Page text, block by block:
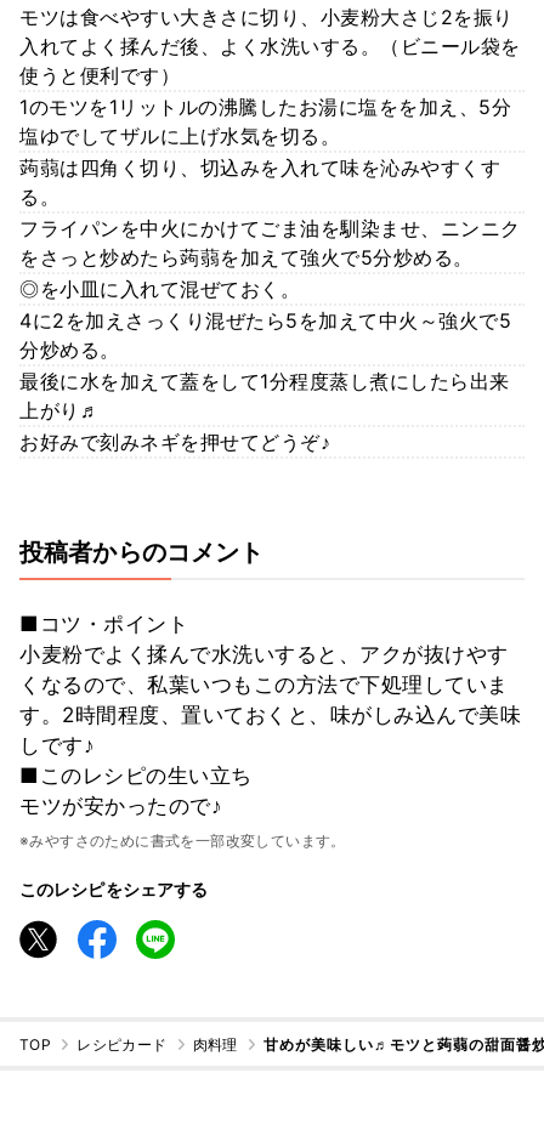
モツは食べやすい大きさに切り、小麦粉大さじ2を振り
入れてよく揉んだ後、よく水洗いする。（ビニール袋を
使うと便利です）
1のモツを1リットルの沸騰したお湯に塩をを加え、5分
塩ゆでしてザルに上げ水気を切る。
蒟蒻は四角く切り、切込みを入れて味を沁みやすくす
る。
フライパンを中火にかけてごま油を馴染ませ、ニンニク
をさっと炒めたら蒟蒻を加えて強火で5分炒める。
◎を小皿に入れて混ぜておく。
4に2を加えさっくり混ぜたら5を加えて中火～強火で5
分炒める。
最後に水を加えて蓋をして1分程度蒸し煮にしたら出来
上がり♬
お好みで刻みネギを押せてどうぞ♪
投稿者からのコメント
■コツ・ポイント
小麦粉でよく揉んで水洗いすると、アクが抜けやす
くなるので、私葉いつもこの方法で下処理していま
す。2時間程度、置いておくと、味がしみ込んで美味
しです♪
■このレシピの生い立ち
モツが安かったので♪
※みやすさのために書式を一部改変しています。
このレシピをシェアする
TOP レシピカード 肉料理 甘めが美味しい♬モツと蒟蒻の甜面醤